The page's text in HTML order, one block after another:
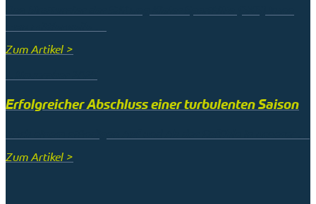
Zum Artikel >
Erfolgreicher Abschluss einer turbulenten Saison
Zum Artikel >